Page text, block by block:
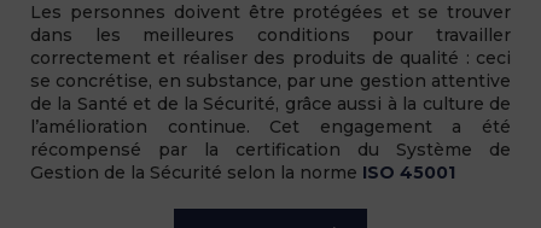
Les personnes doivent être protégées et se trouver
dans les meilleures conditions pour travailler
correctement et réaliser des produits de qualité : ceci
se concrétise, en substance, par une gestion attentive
de la Santé et de la Sécurité, grâce aussi à la culture de
l’amélioration continue. Cet engagement a été
récompensé par la certification du Système de
Gestion de la Sécurité selon la norme ISO 45001